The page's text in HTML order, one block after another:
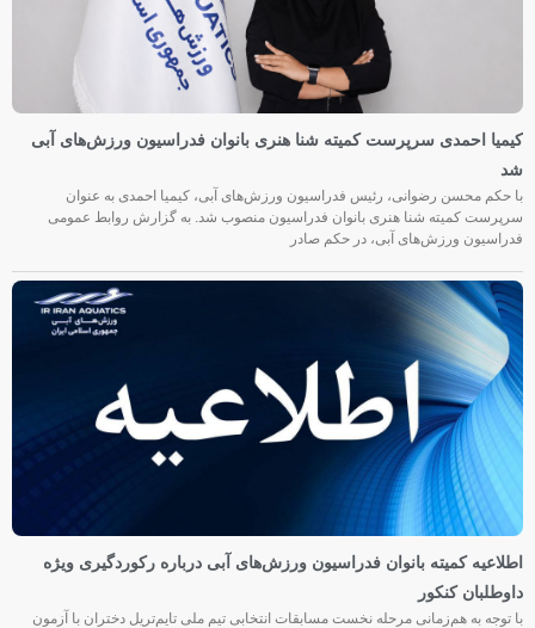
کیمیا احمدی سرپرست کمیته شنا هنری بانوان فدراسیون ورزش‌های آبی
شد
با حکم محسن رضوانی، رئیس فدراسیون ورزش‌های آبی، کیمیا احمدی به عنوان
سرپرست کمیته شنا هنری بانوان فدراسیون منصوب شد. به گزارش روابط عمومی
فدراسیون ورزش‌های آبی، در حکم صادر
اطلاعیه کمیته بانوان فدراسیون ورزش‌های آبی درباره رکوردگیری ویژه
داوطلبان کنکور
با توجه به هم‌زمانی مرحله نخست مسابقات انتخابی تیم ملی تایم‌تریل دختران با آزمون